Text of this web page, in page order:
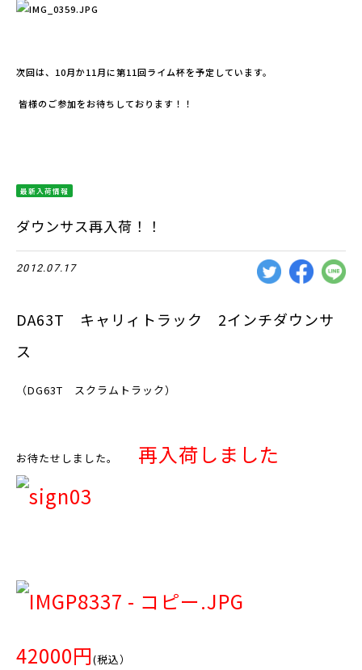
次回は、10月か11月に第11回ライム杯を予定しています。
皆様のご参加をお待ちしております！！
最新入荷情報
ダウンサス再入荷！！
2012.07.17
DA63T キャリィトラック 2インチダウンサ
ス
（DG63T スクラムトラック）
お待たせしました。 再入荷しました
42000円(税込）